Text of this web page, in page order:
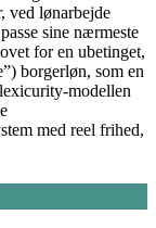
ved lønarbejde
sine nærmeste
for en ubetinget,
borgerløn, som en
modellen
med reel frihed,